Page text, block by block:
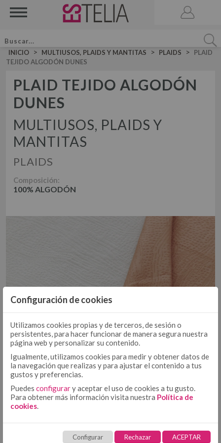
VELA AROMATICA
JUEGO DE SÁBANAS
JUEGOS DE SÁBANAS LISAS ALGODÓN
JUEGOS DE SÁBANAS ESTAMPADAS
DÚOS DE FUNDA NÓRDICA
DÚO FUNDA NÓRDICA LISOS 50-50
DÚOS FUNDA NÓRDICA TEJIDA
EDREDONES 500 GR
COLCHA - CUBRECAMA
COLCHAS TEJIDAS
COLCHAS FOULARD
ENCIMERA
ENCIMERA ALGODÓN
BAJERA AJUSTABLE
BAJERA AJUSTABLE ALGODÓN
BAJERA AJUSTABLE 50/50
BAJERA ALTO/LARGO ESPECIAL
FUNDA NÓRDICA
FUNDA NÓRDICA ALGODÓN
FUNDA NÓRDICA 50/50
FUNDA NÓRDICA ESTAMPADA
FUNDA DE ALMOHADA 50/50
FUNDA DE ALMOHADA ESTAMPADA
COJÍN ALGODÓN
INICIO > MULTIUSOS, PLAIDS Y MANTITAS > PLAIDS >
PLAID
TEJIDO ALGODÓN DUNES
PLAID TEJIDO ALGODÓN
DUNES
MULTIUSOS, PLAIDS Y
MANTITAS
PLAIDS
Composición:
100% ALGODÓN
❮
ARCILLA NATURAL
Configuración de cookies
Utilizamos cookies propias y de terceros, de sesión o
persistentes, para hacer funcionar de manera segura nuestra
página web y personalizar su contenido.
Igualmente, utilizamos cookies para medir y obtener datos de
la navegación que realizas y para ajustar el contenido a tus
gustos y preferencias.
Puedes configurary aceptar el uso de cookies a tu gusto.
Para obtener más información visita nuestra Política de
cookies.
Configurar Rechazar ACEPTAR